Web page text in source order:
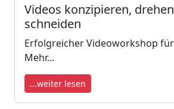
Videos konzipieren,
schneiden
Erfolgreicher Videoworkshop
Mehr...
...weiter lesen